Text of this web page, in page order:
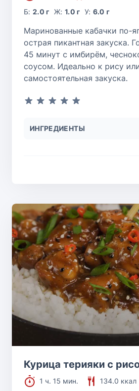
Б:2.0 г Ж: 1.0 г У: 6.0 г
Маринованные кабачки по-
острая пикантная закуска.
45 минут с имбирём,
соусом. Идеально к рису
самостоятельная закуска.
ИНГРЕДИЕНТЫ
Курица терияки с
1 ч. 15 мин.
134.0 ккал